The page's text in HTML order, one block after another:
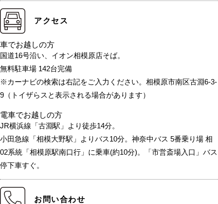
アクセス
車でお越しの方
国道16号沿い、イオン相模原店そば。
無料駐車場 142台完備
※カーナビの検索は右記をご入力ください。相模原市南区古淵6-3-
9（トイザらスと表示される場合があります）
電車でお越しの方
JR横浜線「古淵駅」より徒歩14分。
小田急線「相模大野駅」よりバス10分。神奈中バス 5番乗り場 相
02系統「相模原駅南口行」に乗車(約10分)。「市営斎場入口」バス
停下車すぐ。
お問い合わせ